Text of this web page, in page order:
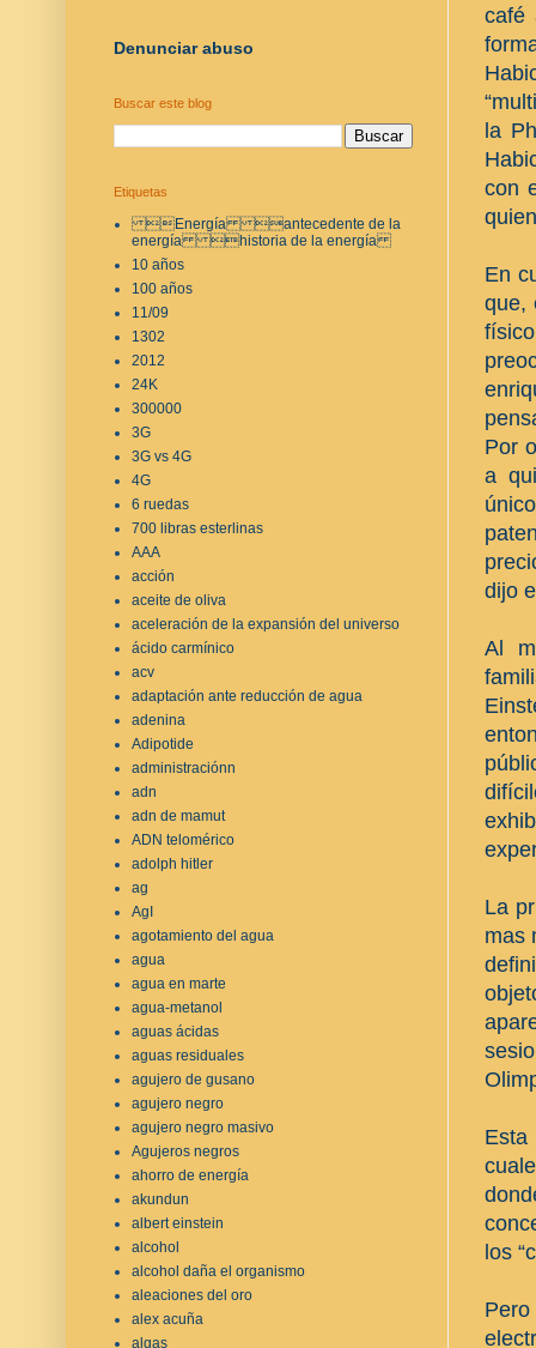
café
la
con
En
que,
Por
a
dijo
Al
La
mas
los
Denunciar abuso
Buscar este blog
Etiquetas
Energía antecedente de la
energía historia de la energía
10 años
100 años
11/09
1302
2012
24K
300000
3G
3G vs 4G
4G
6 ruedas
700 libras esterlinas
AAA
acción
aceite de oliva
aceleración de la expansión del universo
ácido carmínico
acv
adaptación ante reducción de agua
adenina
Adipotide
administraciónn
adn
adn de mamut
ADN telomérico
adolph hitler
ag
AgI
agotamiento del agua
agua
agua en marte
agua-metanol
aguas ácidas
aguas residuales
agujero de gusano
agujero negro
agujero negro masivo
Agujeros negros
ahorro de energía
akundun
albert einstein
alcohol
alcohol daña el organismo
aleaciones del oro
alex acuña
algas